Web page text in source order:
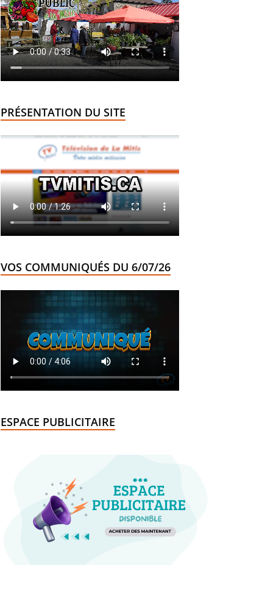
PRÉSENTATION DU SITE
VOS COMMUNIQUÉS DU 6/07/26
ESPACE PUBLICITAIRE